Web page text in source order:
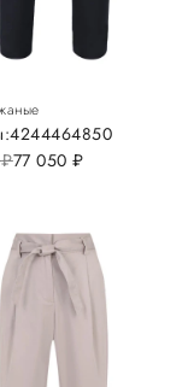
руб.77 050руб.
4244464850